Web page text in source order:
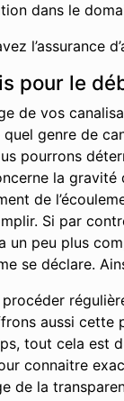
dans le
l’assurance
pour le
de vos
genre de
pourrons
la gravité
de
Si par
un peu plus
se déclare.
aussi cette
tout cela est
connaitre
de la